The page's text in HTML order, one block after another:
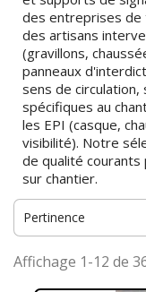
des entreprises de
des artisans
(gravillons,
panneaux
sens de
spécifiques au
les EPI (casque,
visibilité). Notre
de qualité courants
sur chantier.
Pertinence
Affichage 1-12 de